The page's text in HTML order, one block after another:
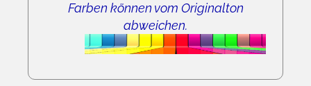
Farben können vom Originalton
abweichen.